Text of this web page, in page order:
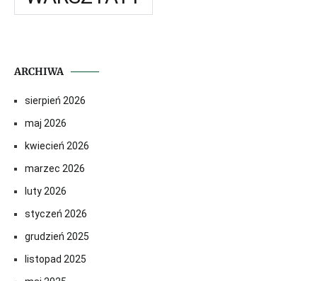
ARCHIWA
sierpień 2026
maj 2026
kwiecień 2026
marzec 2026
luty 2026
styczeń 2026
grudzień 2025
listopad 2025